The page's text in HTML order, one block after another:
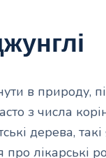
в природу,
з числа
дерева,
про лікарські